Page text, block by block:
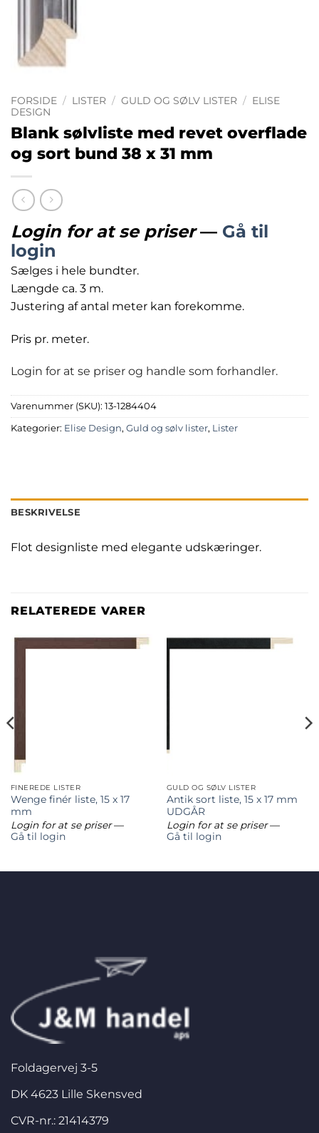
FORSIDE / LISTER / GULD OG SØLV LISTER / ELISE
DESIGN
Blank sølvliste med revet overflade
og sort bund 38 x 31 mm
Login for at se priser— Gå til
login
Sælges i hele bundter.
Længde ca. 3 m.
Justering af antal meter kan forekomme.
Pris pr. meter.
Login for at se priser og handle som forhandler.
Varenummer (SKU): 13-1284404
Kategorier: Elise Design, Guld og sølv lister, Lister
BESKRIVELSE
Flot designliste med elegante udskæringer.
RELATEREDE VARER
FINEREDE LISTER
Wenge finér liste, 15 x 17
mm
Login for at se priser—
Gå til login
GULD OG SØLV LISTER
Antik sort liste, 15 x 17 mm
UDGÅR
Login for at se priser—
Gå til login
Foldagervej 3-5
DK 4623 Lille Skensved
CVR-nr.: 21414379